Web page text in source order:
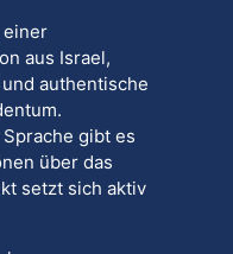
einer
aus Israel,
authentische
gibt es
über das
setzt sich aktiv